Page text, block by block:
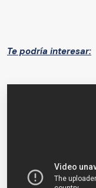
Te podría interesar: